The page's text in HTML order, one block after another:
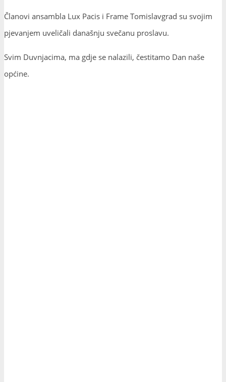
Članovi ansambla Lux Pacis i Frame Tomislavgrad su svojim
pjevanjem uveličali današnju svečanu proslavu.
Svim Duvnjacima, ma gdje se nalazili, čestitamo Dan naše
općine.